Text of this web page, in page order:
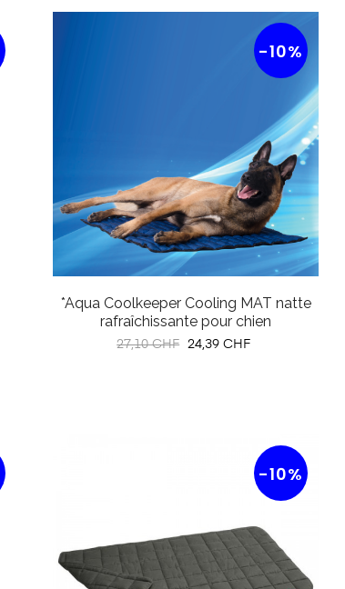
*Aqua Coolkeeper Cooling MAT natte
rafraîchissante pour chien
Prix
27,10 CHF
-10%
Prix
24,39 CHF
-10%